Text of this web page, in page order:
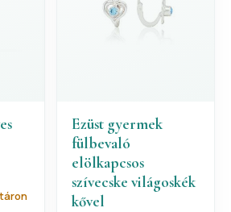
Ezüst gyermek
fülbevaló
elölkapcsos
szívecske világoskék
kővel